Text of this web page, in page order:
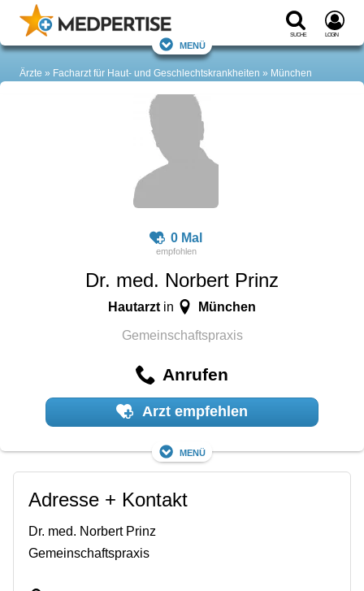
Suche Login
Menü
Ärzte Facharzt für Haut- und Geschlechtskrankheiten München
0 Mal
Dr. med. Norbert Prinz
Hautarzt in München
Gemeinschaftspraxis
Anrufen
Arzt empfehlen
Menü
Adresse + Kontakt
Dr. med. Norbert Prinz
Gemeinschaftspraxis